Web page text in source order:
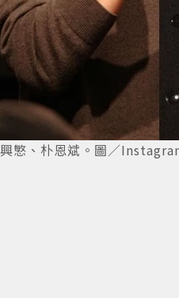
慜、朴恩斌。圖／